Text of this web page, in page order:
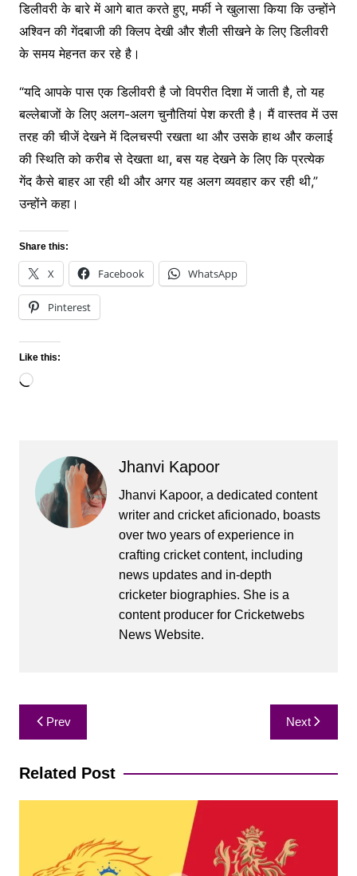
डिलीवरी के बारे में आगे बात करते हुए, मर्फी ने खुलासा किया कि उन्होंने
अश्विन की गेंदबाजी की क्लिप देखी और शैली सीखने के लिए डिलीवरी
के समय मेहनत कर रहे है।
“यदि आपके पास एक डिलीवरी है जो विपरीत दिशा में जाती है, तो यह
बल्लेबाजों के लिए अलग-अलग चुनौतियां पेश करती है। मैं वास्तव में उस
तरह की चीजें देखने में दिलचस्पी रखता था और उसके हाथ और कलाई
की स्थिति को करीब से देखता था, बस यह देखने के लिए कि प्रत्येक
गेंद कैसे बाहर आ रही थी और अगर यह अलग व्यवहार कर रही थी,”
उन्होंने कहा।
Share this:
X Facebook WhatsApp
Pinterest
Like this:
Loading…
Jhanvi Kapoor
Jhanvi Kapoor, a dedicated content
writer and cricket aficionado, boasts
over two years of experience in
crafting cricket content, including
news updates and in-depth
cricketer biographies. She is a
content producer for Cricketwebs
News Website.
Post
navigation
Prev Next
Related Post